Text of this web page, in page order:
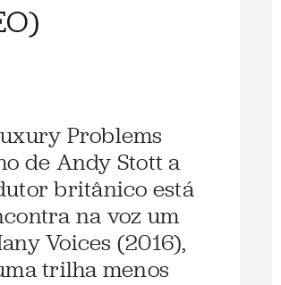
Problems
de Andy Stott a
britânico está
na voz um
Voices (2016),
trilha menos